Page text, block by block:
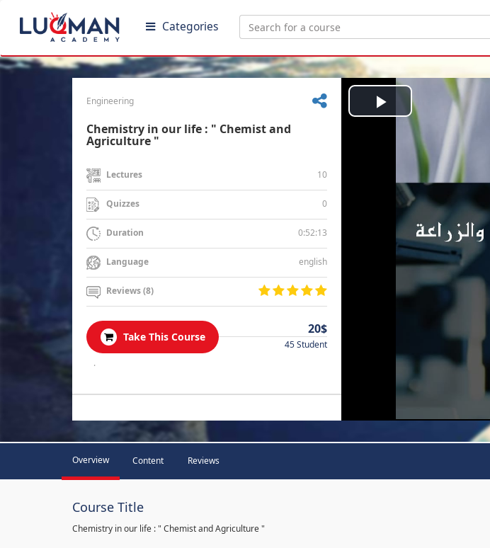
Categories
Engineering
Chemistry in our life : " Chemist and
Agriculture "
Lectures 10
Quizzes 0
Duration 0:52:13
Language english
Reviews (8)
Take This Course
20$
45 Student
.
Play
Video
Overview Content Reviews
Course Title
Chemistry in our life : " Chemist and Agriculture "